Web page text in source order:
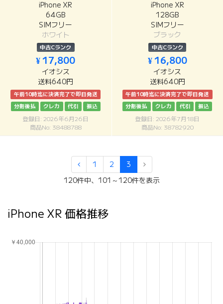
iPhone XR
64GB
SIMフリー
ホワイト
中古Cランク
¥ 17,800
イオシス
送料640円
午前10時迄に決済完了で即日発送
分割後払
クレカ 代引 振込
登録日: 2026年6月26日
商品No: 38488788
iPhone XR
128GB
SIMフリー
ブラック
中古Cランク
¥ 16,800
イオシス
送料640円
午前10時迄に決済完了で即日発送
分割後払
クレカ 代引 振込
登録日: 2026年7月18日
商品No: 38782920
1 2
3
120件中、101～120件を表示
iPhone XR 価格推移